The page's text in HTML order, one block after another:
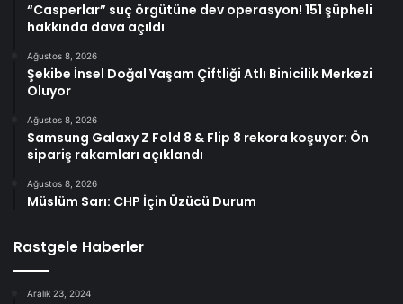
“Casperlar” suç örgütüne dev operasyon! 151 şüpheli
hakkında dava açıldı
Ağustos 8, 2026
Şekibe İnsel Doğal Yaşam Çiftliği Atlı Binicilik Merkezi
Oluyor
Ağustos 8, 2026
Samsung Galaxy Z Fold 8 & Flip 8 rekora koşuyor: Ön
sipariş rakamları açıklandı
Ağustos 8, 2026
Müslüm Sarı: CHP İçin Üzücü Durum
Rastgele Haberler
Aralık 23, 2024